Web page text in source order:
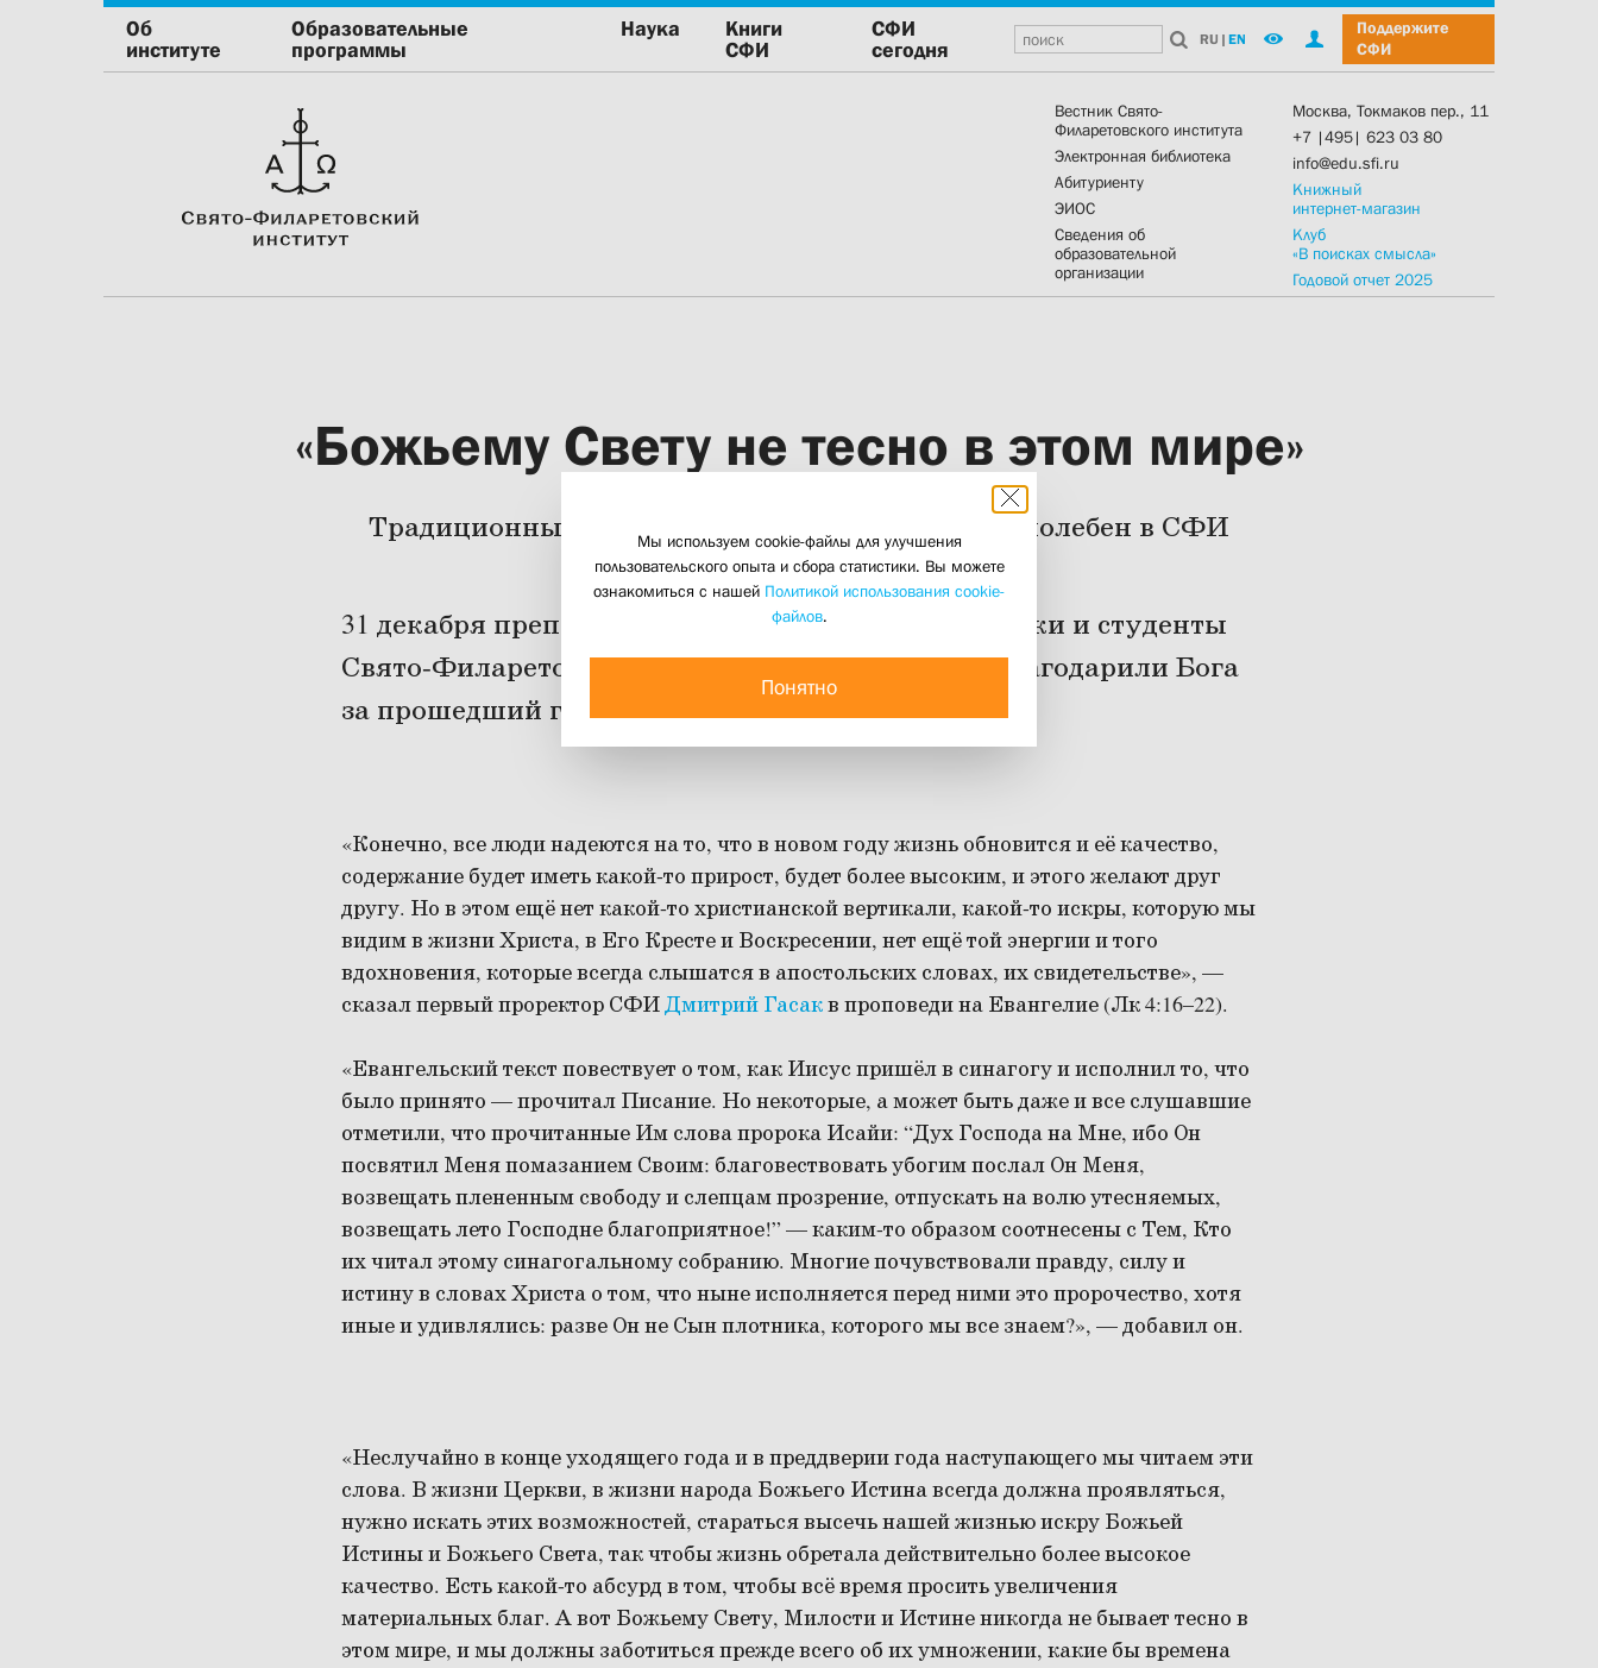
Об
институте
Образовательные
программы
Наука
Книги
СФИ
СФИ
сегодня
RU | EN
Поддержите
СФИ
Вестник Свято-
Филаретовского института
Электронная библиотека
Абитуриенту
ЭИОС
Сведения об
образовательной
организации
Москва, Токмаков пер., 11
+7 |495| 623 03 80
info@edu.sfi.ru
Книжный
интернет-магазин
Клуб
«В поисках смысла»
Годовой отчет 2025
«Божьему Свету не тесно в этом мире»
Традиционный новогодний благодарственный молебен в СФИ
02 января 2025
31 декабря преподаватели, сотрудники, выпускники и студенты
Свято-Филаретовского института по традиции благодарили Бога
за прошедший год и подводили его итоги.
«Конечно, все люди надеются на то, что в новом году жизнь обновится и её качество,
содержание будет иметь какой-то прирост, будет более высоким, и этого желают друг
другу. Но в этом ещё нет какой-то христианской вертикали, какой-то искры, которую мы
видим в жизни Христа, в Его Кресте и Воскресении, нет ещё той энергии и того
вдохновения, которые всегда слышатся в апостольских словах, их свидетельстве», —
сказал первый проректор СФИДмитрий Гасакв проповеди на Евангелие (Лк 4:16–22).
«Евангельский текст повествует о том, как Иисус пришёл в синагогу и исполнил то, что
было принято — прочитал Писание. Но некоторые, а может быть даже и все слушавшие
отметили, что прочитанные Им слова пророка Исайи: “Дух Господа на Мне, ибо Он
посвятил Меня помазанием Своим: благовествовать убогим послал Он Меня,
возвещать плененным свободу и слепцам прозрение, отпускать на волю утесняемых,
возвещать лето Господне благоприятное!” — каким-то образом соотнесены с Тем, Кто
их читал этому синагогальному собранию. Многие почувствовали правду, силу и
истину в словах Христа о том, что ныне исполняется перед ними это пророчество, хотя
иные и удивлялись: разве Он не Сын плотника, которого мы все знаем?», — добавил он.
«Неслучайно в конце уходящего года и в преддверии года наступающего мы читаем эти
слова. В жизни Церкви, в жизни народа Божьего Истина всегда должна проявляться,
нужно искать этих возможностей, стараться высечь нашей жизнью искру Божьей
Истины и Божьего Света, так чтобы жизнь обретала действительно более высокое
качество. Есть какой-то абсурд в том, чтобы всё время просить увеличения
материальных благ. А вот Божьему Свету, Милости и Истине никогда не бывает тесно в
этом мире, и мы должны заботиться прежде всего об их умножении, какие бы времена
Мы используем cookie-файлы для улучшения
пользовательского опыта и сбора статистики. Вы можете
ознакомиться с нашей Политикой использования cookie-
файлов.
Понятно